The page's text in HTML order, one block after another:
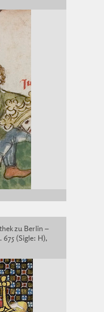
zu Berlin –
(Sigle: H),